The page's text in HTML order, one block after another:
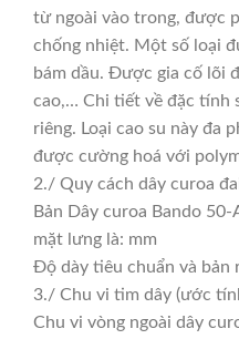
từ ngoài vào trong, được
chống nhiệt. Một số loại
bám dầu. Được gia cố lõi
cao,… Chi tiết về đặc tính
riêng. Loại cao su này đa
được cường hoá với
2./ Quy cách dây curoa
Bản Dây curoa Bando
mặt lưng là: mm
Độ dày tiêu chuẩn và bản
3./ Chu vi tim dây (ước
Chu vi vòng ngoài dây